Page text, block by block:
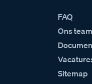
FAQ
Ons team
Sitemap